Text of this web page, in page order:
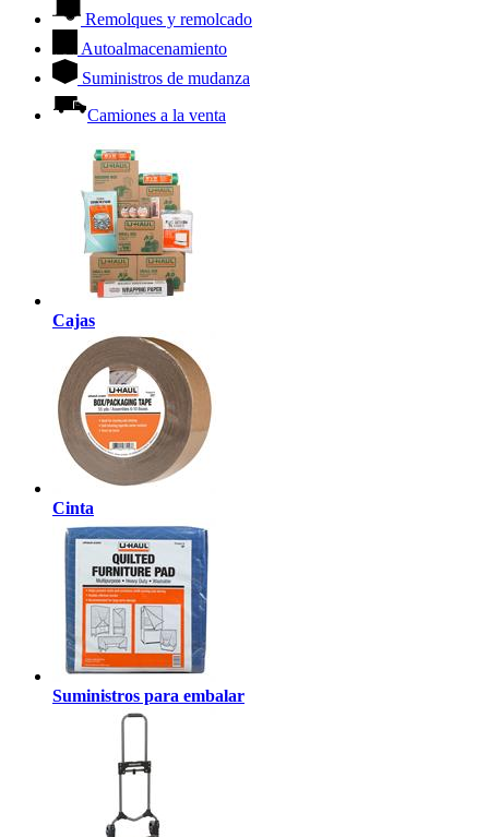
Remolques y remolcado
Autoalmacenamiento
Suministros de mudanza
Camiones a la venta
Cajas
Cinta
Suministros para embalar